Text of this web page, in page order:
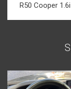
R50 Cooper